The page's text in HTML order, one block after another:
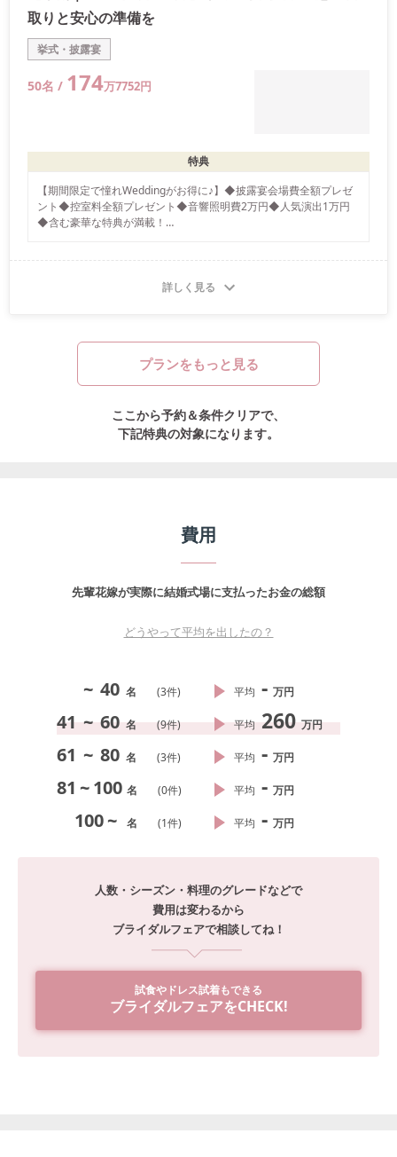
取りと安心の準備を
挙式・披露宴
50名 / 174万7752円
特典
【期間限定で憧れWeddingがお得に♪】◆披露宴会場費全額プレゼ
ント◆控室料全額プレゼント◆音響照明費2万円◆人気演出1万円
◆含む豪華な特典が満載！
詳しく見る
プランをもっと見る
ここから予約＆条件クリアで、
下記特典の対象になります。
費用
先輩花嫁が実際に結婚式場に支払ったお金の総額
どうやって平均を出したの？
~ 40 名 (3件) 平均 - 万円
41 ~ 60 名 (9件) 平均 260 万円
61 ~ 80 名 (3件) 平均 - 万円
81 ~100 名 (0件) 平均 - 万円
100~ 名 (1件) 平均 - 万円
人数・シーズン・料理のグレードなどで
費用は変わるから
ブライダルフェアで相談してね！
試食やドレス試着もできる
ブライダルフェアをCHECK!